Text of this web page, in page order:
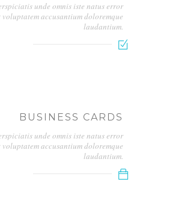
unde omnis iste natus error
voluptatem accusantium doloremque
laudantium.
BUSINESS CARDS
unde omnis iste natus error
voluptatem accusantium doloremque
laudantium.